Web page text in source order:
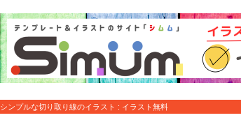
シンプルな切り取り線のイラスト : イラスト無料